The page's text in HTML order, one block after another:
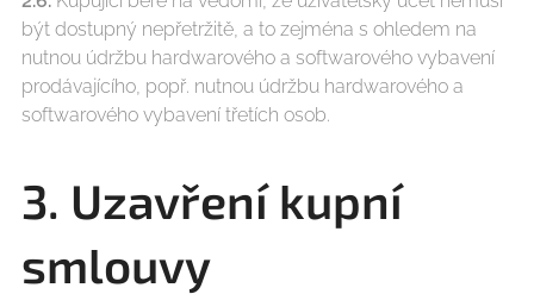
být dostupný nepřetržitě, a to zejména s ohledem na
nutnou údržbu hardwarového a softwarového vybavení
prodávajícího, popř. nutnou údržbu hardwarového a
softwarového vybavení třetích osob.
3. Uzavření kupní
smlouvy